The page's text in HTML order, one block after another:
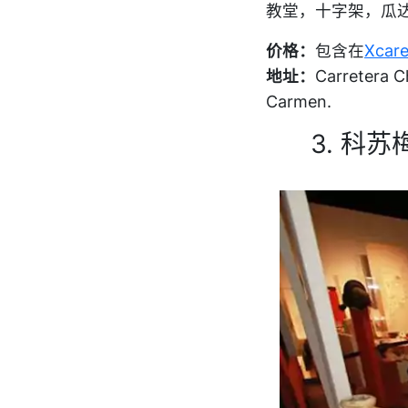
教堂，十字架，瓜
价格： 包含在
地址： Carretera
Carmen.
3. 科苏